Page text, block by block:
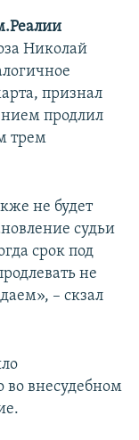
Николай
признал
продлил
трем
не будет
судьи
срок под
не
– скзал
во внесудебном